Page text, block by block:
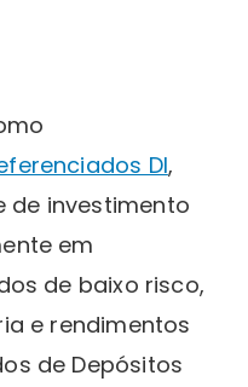
DI,
de investimento
em
de baixo risco,
e rendimentos
de Depósitos